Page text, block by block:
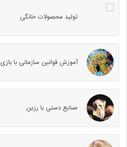
تولید محصولات خانگی
آموزش قوانین سازمانی با بازی
صنایع دستی با رزین